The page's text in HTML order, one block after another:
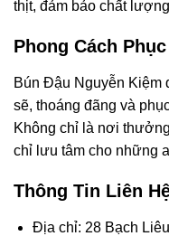
thịt, đảm bảo chất
Phong Cách
Bún Đậu Nguyễn Kiệm
sẽ, thoáng đãng và
Không chỉ là nơi
chỉ lưu tâm cho những
Thông Tin Liên
Địa chỉ: 28 Bạch